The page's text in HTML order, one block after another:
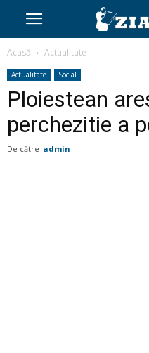
Acasă Actualitate
Actualitate Social
Ploiestean
perchezitie a
De către admin -